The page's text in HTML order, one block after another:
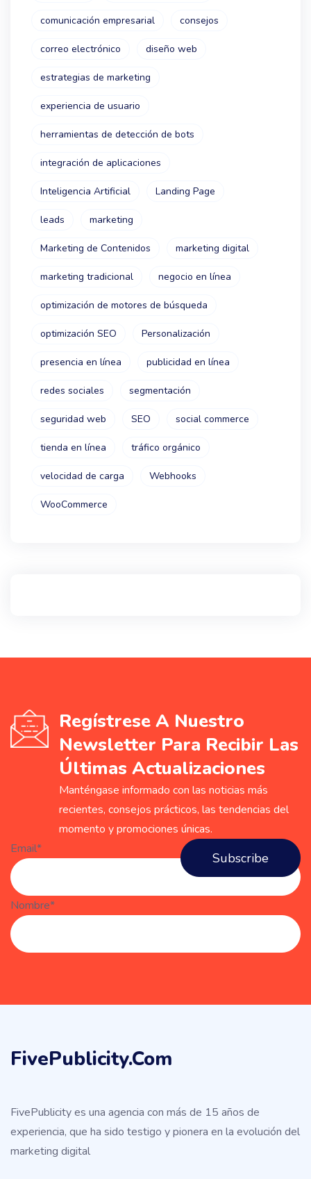
comunicación empresarial consejos
correo electrónico diseño web
estrategias de marketing
experiencia de usuario
herramientas de detección de bots
integración de aplicaciones
Inteligencia Artificial Landing Page
leads marketing
Marketing de Contenidos marketing digital
marketing tradicional negocio en línea
optimización de motores de búsqueda
optimización SEO Personalización
presencia en línea publicidad en línea
redes sociales segmentación
seguridad web SEO social commerce
tienda en línea tráfico orgánico
velocidad de carga Webhooks
WooCommerce
Regístrese A Nuestro
Newsletter Para Recibir Las
Últimas Actualizaciones
Manténgase informado con las noticias más
recientes, consejos prácticos, las tendencias del
momento y promociones únicas.
Email*
Nombre*
FivePublicity.com
FivePublicity es una agencia con más de 15 años de
experiencia, que ha sido testigo y pionera en la evolución del
marketing digital